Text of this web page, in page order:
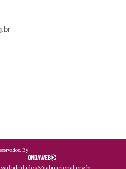
By